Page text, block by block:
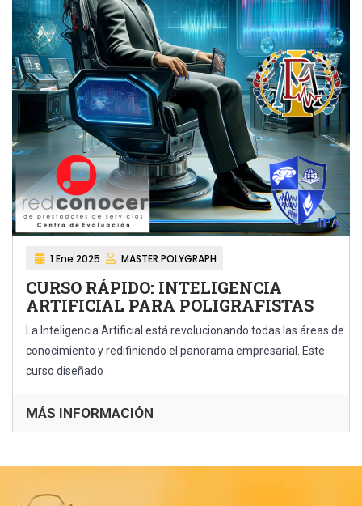
1 Ene 2025 MASTER POLYGRAPH
CURSO RÁPIDO: INTELIGENCIA
ARTIFICIAL PARA POLIGRAFISTAS
La Inteligencia Artificial está revolucionando todas las áreas de
conocimiento y redifiniendo el panorama empresarial. Este
curso diseñado
MÁS INFORMACIÓN